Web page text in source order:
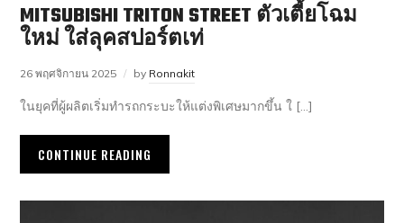
MITSUBISHI TRITON STREET ตัวเตี้ยโฉม
ใหม่ ใส่ลุคสปอร์ตเท่
26 พฤศจิกายน 2025 by Ronnakit
ในยุคที่ผู้ผลิตเริ่มทำรถกระบะให้แต่งพิเศษมากขึ้น ใ […]
CONTINUE READING